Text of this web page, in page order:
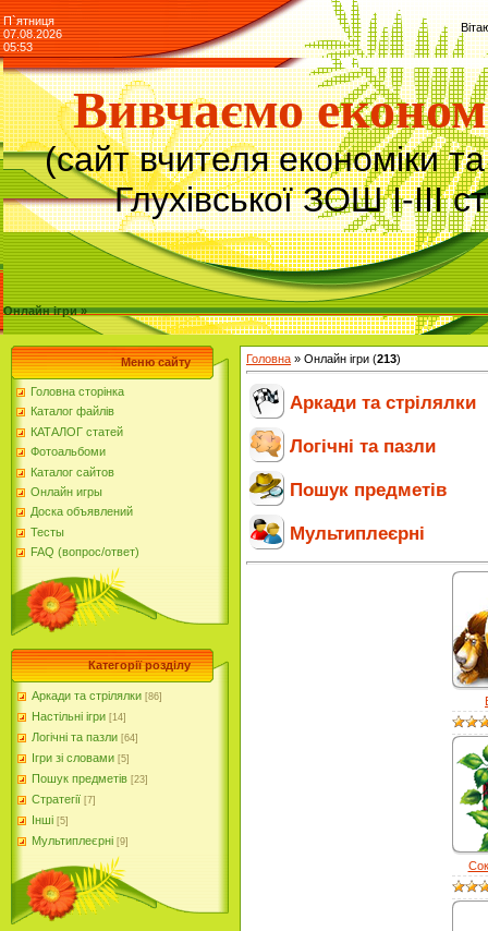
П`ятниця
07.08.2026
05:53
Вивчаємо
(сайт вчителя економіки
Глухівської ЗОШ І-ІІІ
Онлайн ігри »
Меню сайту
Головна сторінка
Каталог файлів
КАТАЛОГ статей
Фотоальбоми
Каталог сайтов
Онлайн игры
Доска объявлений
Тесты
FAQ (вопрос/ответ)
Категорії розділу
Аркади та стрілялки [86]
Настільні ігри [14]
Логічні та пазли [64]
Ігри зі словами [5]
Пошук предметів [23]
Стратегії [7]
Інші [5]
Мультиплеєрні [9]
Головна » Онлайн ігри (213)
Аркади та стрілялки
Логічні та пазли
Пошук предметів
Мультиплеєрні